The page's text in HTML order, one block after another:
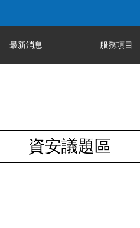
最新消息 服務項目
資安議題區